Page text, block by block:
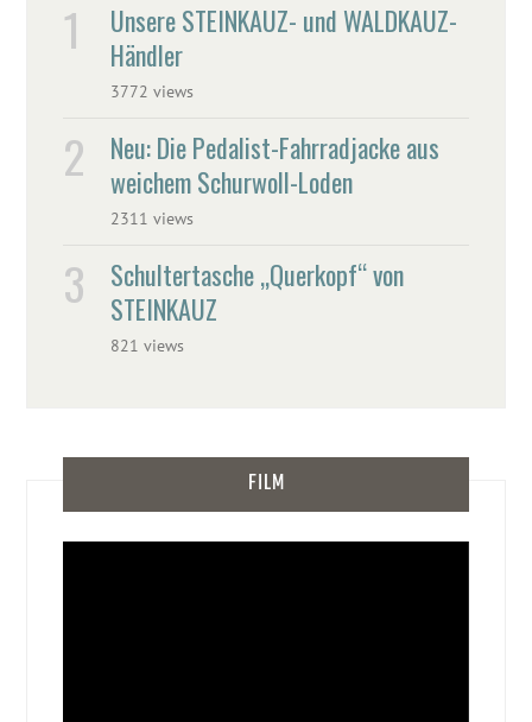
Unsere STEINKAUZ- und WALDKAUZ-
Händler
3772 views
Neu: Die Pedalist-Fahrradjacke aus
weichem Schurwoll-Loden
2311 views
Schultertasche „Querkopf“ von
STEINKAUZ
821 views
FILM